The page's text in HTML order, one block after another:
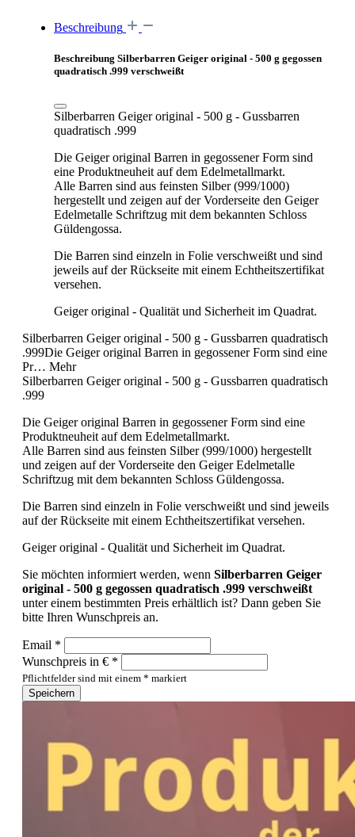
Beschreibung
Beschreibung Silberbarren Geiger original - 500 g gegossen
quadratisch .999 verschweißt
Silberbarren Geiger original - 500 g - Gussbarren
quadratisch .999
Die Geiger original Barren in gegossener Form sind
eine Produktneuheit auf dem Edelmetallmarkt.
Alle Barren sind aus feinsten Silber (999/1000)
hergestellt und zeigen auf der Vorderseite den Geiger
Edelmetalle Schriftzug mit dem bekannten Schloss
Güldengossa.
Die Barren sind einzeln in Folie verschweißt und sind
jeweils auf der Rückseite mit einem Echtheitszertifikat
versehen.
Geiger original - Qualität und Sicherheit im Quadrat.
Silberbarren Geiger original - 500 g - Gussbarren quadratisch
.999Die Geiger original Barren in gegossener Form sind eine
Pr… Mehr
Silberbarren Geiger original - 500 g - Gussbarren quadratisch
.999
Die Geiger original Barren in gegossener Form sind eine
Produktneuheit auf dem Edelmetallmarkt.
Alle Barren sind aus feinsten Silber (999/1000) hergestellt
und zeigen auf der Vorderseite den Geiger Edelmetalle
Schriftzug mit dem bekannten Schloss Güldengossa.
Die Barren sind einzeln in Folie verschweißt und sind jeweils
auf der Rückseite mit einem Echtheitszertifikat versehen.
Geiger original - Qualität und Sicherheit im Quadrat.
Sie möchten informiert werden, wenn Silberbarren Geiger
original - 500 g gegossen quadratisch .999 verschweißt
unter einem bestimmten Preis erhältlich ist? Dann geben Sie
bitte Ihren Wunschpreis an.
Email *
Wunschpreis in € *
Pflichtfelder sind mit einem * markiert
Speichern